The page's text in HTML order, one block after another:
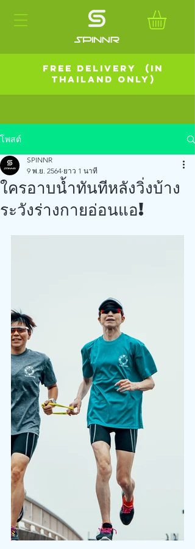
FREE DELIVERY (in
Thailand Only)
โพสต์
ใครอาบน้ำทันทีหลังวิ่งบ้าง
ระวังร่างกายอ่อนแอ!
SPINNR
9 พ.ย. 2564 ยาว 1 นาที